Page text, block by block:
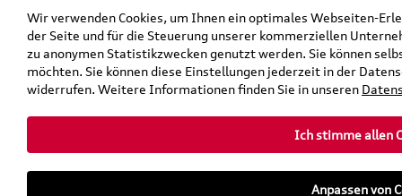
24h-Pannenhilfe:+49 (0)171 / 870 72 87
Gerade geöffnet
Verkauf:
Mo. - Fr. 08:00 - 19:00 Uhr Sa. 09:00 - 13:00 Uhr
Service:Mo. - Fr. 06:00 - 20:00 Uhr Sa. 08:00 - 13:00 Uhr
Wir verwenden Cookies, um Ihnen ein optimales Webseiten-
der Seite und für die Steuerung unserer kommerziellen
zu anonymen Statistikzwecken genutzt werden. Sie können
möchten. Sie können diese Einstellungen jederzeit in der
widerrufen. Weitere Informationen finden Sie in unseren
Ich stimme allen
Anpassen von